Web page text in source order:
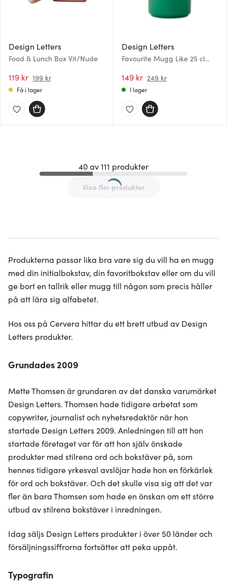
Design Letters
Food & Lunch Box Vit/Nude
119 kr 199 kr
Få i lager
Design Letters
Favourite Mugg Like 25 cl
149 kr 249 kr
I lager
40 av 111 produkter
Visa fler produkter
Produkterna passar lika bra vare sig du vill ha en mugg
med din initialbokstav, din favoritbokstav eller om du vill
ge bort en tallrik eller mugg till någon som precis håller
på att lära sig alfabetet.
Hos oss på Cervera hittar du ett brett utbud av Design
Letters produkter.
Grundades 2009
Mette Thomsen är grundaren av det danska varumärket
Design Letters. Thomsen hade tidigare arbetat som
copywriter, journalist och nyhetsredaktör när hon
startade Design Letters 2009. Anledningen till att hon
startade företaget var för att hon själv önskade
produkter med stilrena ord och bokstäver på, som
hennes tidigare yrkesval avslöjar hade hon en förkärlek
för ord och bokstäver. Och det skulle visa sig att det var
fler än bara Thomsen som hade en önskan om ett större
utbud av stilrena bokstäver i inredningen.
Idag säljs Design Letters produkter i över 50 länder och
försäljningssiffrorna fortsätter att peka uppåt.
Typografin